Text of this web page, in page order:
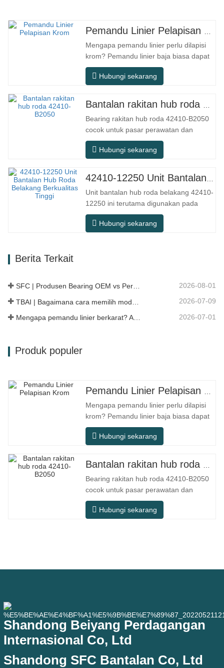
Mengapa pemandu linier perlu dilapisi
krom? Pemandu linier baja biasa dapat
memenuhi kebutuhan operasional dasar
di lingkungan kering dalam ruangan
penggunaan praktis seperti peralatan
peralatan luar ruangan, bengkel
pemrosesan…
Hubungi sekarang
Bearing rakitan hub roda 42410-B2050
cocok untuk pasar perawatan dan
penggantian suku cadang otomotif
purna jual, memenuhi persyaratan
hari, berkendara jarak jauh, dan kondisi
OEM. TIDAK.Lainnya. Aplikasi 513104
F2AC…
Hubungi sekarang
Unit bantalan hub roda belakang 42410-
12250 ini terutama digunakan pada
sistem poros belakang model Jepang,
dan termasuk dalam desain hub
Hubungi sekarang
Berita Terkait
SFC | Produsen Bearing OEM vs Perusahaan Dagang 2026-08-01
2026-07-09
2026-07-01
Produk populer
Mengapa pemandu linier perlu dilapisi
krom? Pemandu linier baja biasa dapat
memenuhi kebutuhan operasional dasar
di lingkungan kering dalam ruangan
penggunaan praktis seperti peralatan
peralatan luar ruangan, bengkel
pemrosesan
Hubungi sekarang
Bearing rakitan hub roda 42410-B2050
cocok untuk pasar perawatan dan
penggantian suku cadang otomotif
purna jual, memenuhi persyaratan
Hubungi sekarang
Shandong Beiyang Perdagangan
Internasional Co, Ltd
Shandong SFC Bantalan Co, Ltd